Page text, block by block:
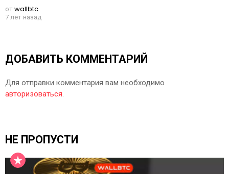
отwallbtc
7 лет назад
ДОБАВИТЬ КОММЕНТАРИЙ
Для отправки комментария вам необходимо
авторизоваться.
НЕ ПРОПУСТИ